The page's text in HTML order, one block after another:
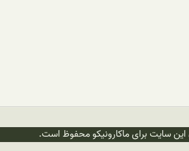
سایت برای ماکارونیکو محفوظ است.